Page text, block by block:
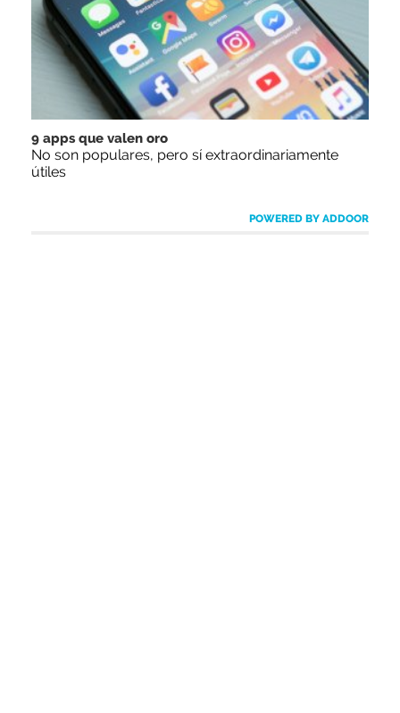
9 apps que valen oro
No son populares, pero sí extraordinariamente
útiles
POWERED BY ADDOOR